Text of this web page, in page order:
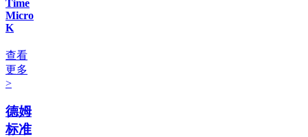
Time
Micro
K
查看
更多
>
德姆
标准